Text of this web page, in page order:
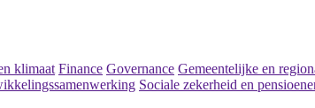
klimaat Finance Governance Gemeentelijke en
Sociale zekerheid en